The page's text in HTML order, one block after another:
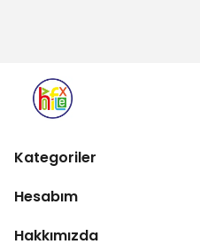
Kategoriler
Hesabım
Hakkımızda